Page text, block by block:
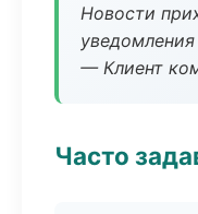
Новости
— Клиент
Часто